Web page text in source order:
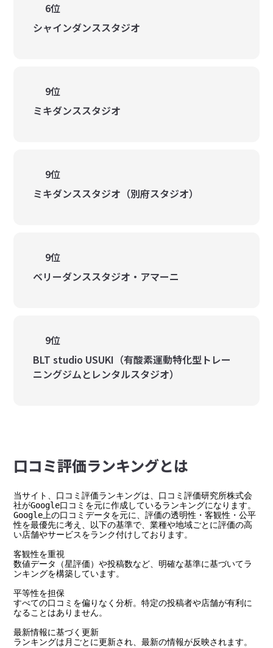
6位
シャインダンススタジオ
9位
ミキダンススタジオ
9位
ミキダンススタジオ（別府スタジオ）
9位
ベリーダンススタジオ・アマーニ
9位
BLT studio USUKI（有酸素運動特化型トレー
ニングジムとレンタルスタジオ）
⼝コミ評価ランキングとは
当サイト、口コミ評価ランキングは、口コミ評価研究所株式会
社がGoogle口コミを元に作成しているランキングになります。
Google上の口コミデータを元に、評価の透明性・客観性・公平
性を最優先に考え、以下の基準で、業種や地域ごとに評価の高
い店舗やサービスをランク付けしております。
客観性を重視
数値データ（星評価）や投稿数など、明確な基準に基づいてラ
ンキングを構築しています。
平等性を担保
すべての口コミを偏りなく分析。特定の投稿者や店舗が有利に
なることはありません。
最新情報に基づく更新
ランキングは月ごとに更新され、最新の情報が反映されます。